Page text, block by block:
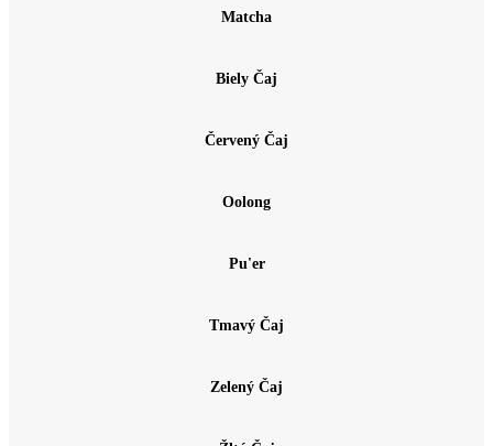
Matcha
Biely Čaj
Červený Čaj
Oolong
Pu'er
Tmavý Čaj
Zelený Čaj